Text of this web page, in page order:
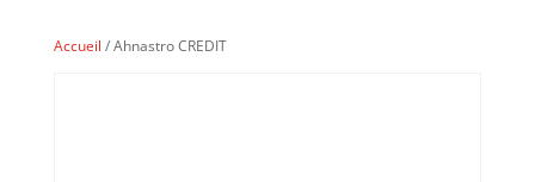
Accueil / Ahnastro CREDIT